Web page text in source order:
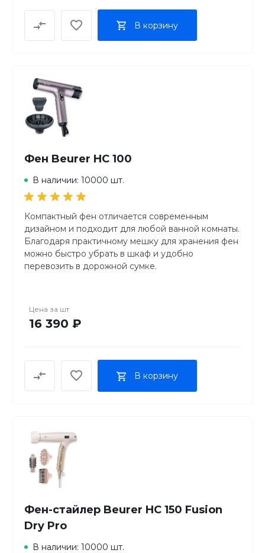
В корзину
Фен Beurer HC 100
В наличии: 10000 шт.
Компактный фен отличается современным
дизайном и подходит для любой ванной комнаты.
Благодаря практичному мешку для хранения фен
можно быстро убрать в шкаф и удобно
перевозить в дорожной сумке.
Мощность 1600–2000 Вт
Петля для подвешивания для практичного
хранения
Три ступени нагрева и мощности вентилятора,
Цена за шт
16 390 ₽
В корзину
Фен-стайлер Beurer HC 150 Fusion
Dry Pro
В наличии: 10000 шт.